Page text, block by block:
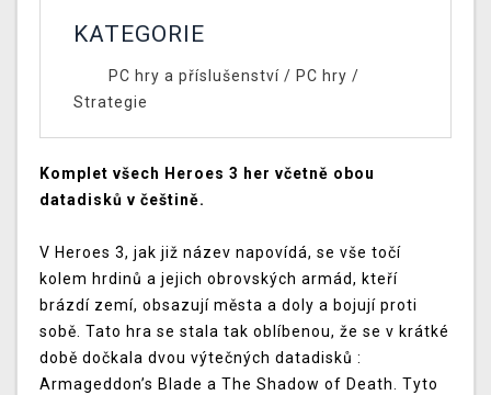
KATEGORIE
PC hry a příslušenství/ PC hry /
Strategie
Komplet všech Heroes 3 her včetně obou
datadisků v češtině.
V Heroes 3, jak již název napovídá, se vše točí
kolem hrdinů a jejich obrovských armád, kteří
brázdí zemí, obsazují města a doly a bojují proti
sobě. Tato hra se stala tak oblíbenou, že se v krátké
době dočkala dvou výtečných datadisků :
Armageddon’s Blade a The Shadow of Death. Tyto